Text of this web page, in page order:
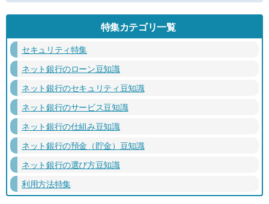
特集カテゴリ一覧
セキュリティ特集
ネット銀行のローン豆知識
ネット銀行のセキュリティ豆知識
ネット銀行のサービス豆知識
ネット銀行の仕組み豆知識
ネット銀行の預金（貯金）豆知識
ネット銀行の選び方豆知識
利用方法特集